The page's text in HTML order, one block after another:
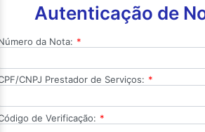
Autenticação de
da Nota: *
CNPJ Prestador de Serviços: *
de Verificação: *